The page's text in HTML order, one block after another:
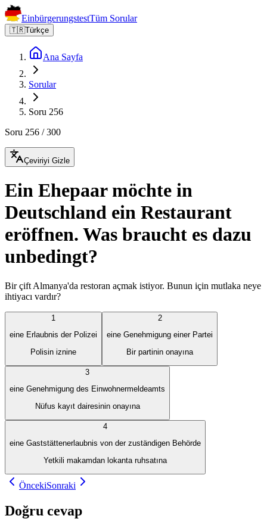
EinbürgerungstestTüm Sorular
🇹🇷Türkçe
Ana Sayfa
Sorular
Soru 256
Soru 256 / 300
Çeviriyi Gizle
Ein Ehepaar möchte in
Deutschland ein Restaurant
eröffnen. Was braucht es dazu
unbedingt?
Bir çift Almanya'da restoran açmak istiyor. Bunun için mutlaka neye
ihtiyacı vardır?
1
eine Erlaubnis der Polizei
Polisin iznine
2
eine Genehmigung einer Partei
Bir partinin onayına
3
eine Genehmigung des Einwohnermeldeamts
Nüfus kayıt dairesinin onayına
4
eine Gaststättenerlaubnis von der zuständigen Behörde
Yetkili makamdan lokanta ruhsatına
ÖncekiSonraki
Doğru cevap